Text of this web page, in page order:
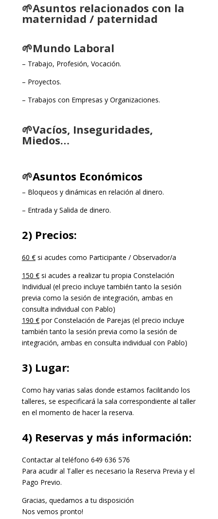
🌱Asuntos relacionados con la
maternidad / paternidad
🌱Mundo Laboral
– Trabajo, Profesión, Vocación.
– Proyectos.
– Trabajos con Empresas y Organizaciones.
🌱Vacíos, Inseguridades,
Miedos…
🌱Asuntos Económicos
– Bloqueos y dinámicas en relación al dinero.
– Entrada y Salida de dinero.
2) Precios:
60 €si acudes como Participante / Observador/a
150 €si acudes a realizar tu propia Constelación
Individual (el precio incluye también tanto la sesión
previa como la sesión de integración, ambas en
consulta individual con Pablo)
190 €por Constelación de Parejas (el precio incluye
también tanto la sesión previa como la sesión de
integración, ambas en consulta individual con Pablo)
3) Lugar:
Como hay varias salas donde estamos facilitando los
talleres, se especificará la sala correspondiente al taller
en el momento de hacer la reserva.
4) Reservas y más información:
Contactar al teléfono 649 636 576
Para acudir al Taller es necesario la Reserva Previa y el
Pago Previo.
Gracias, quedamos a tu disposición
Nos vemos pronto!